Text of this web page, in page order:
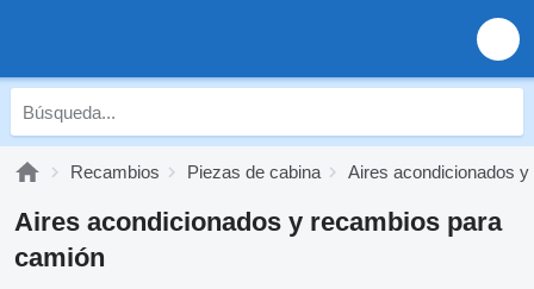
Recambios Piezas de cabina Aires acondicionados
Aires acondicionados y recambios para
camión